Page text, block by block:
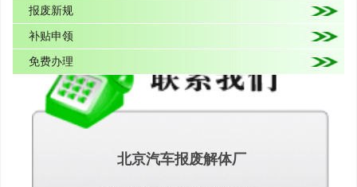
报废新规
补贴申领
免费办理
北京汽车报废解体厂